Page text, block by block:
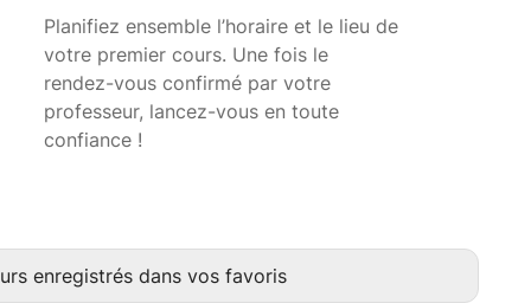
Planifiez ensemble l’horaire et le lieu de
votre premier cours. Une fois le
rendez-vous confirmé par votre
professeur, lancez-vous en toute
confiance !
enregistrés dans vos favoris